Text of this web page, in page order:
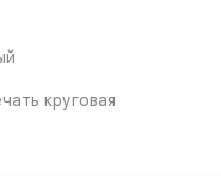
круговая